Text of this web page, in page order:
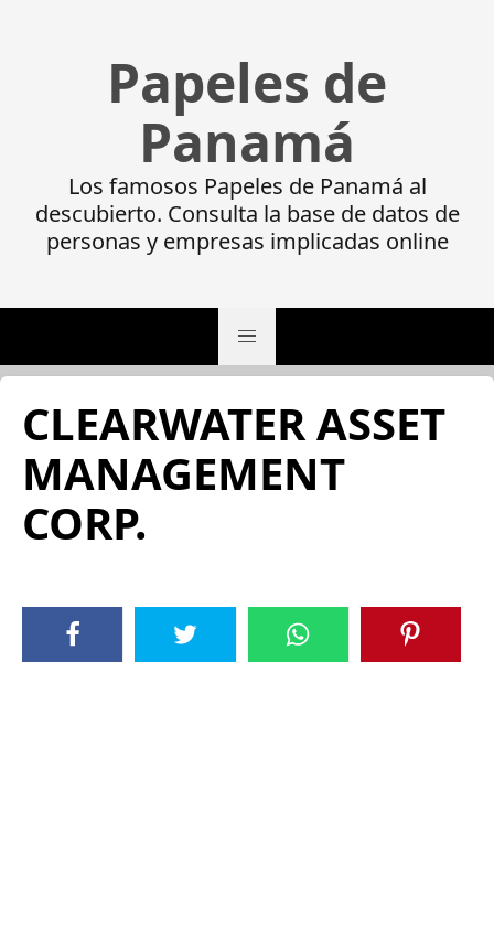
Papeles de
Panamá
Los famosos Papeles de Panamá al
descubierto. Consulta la base de datos de
personas y empresas implicadas online
CLEARWATER ASSET
MANAGEMENT
CORP.